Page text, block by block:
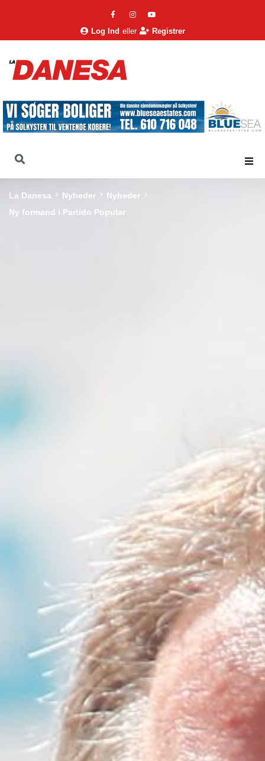
Log Ind eller Registrer
La Danesa Nyheder
Nyheder
Ny formand i Partido Popular